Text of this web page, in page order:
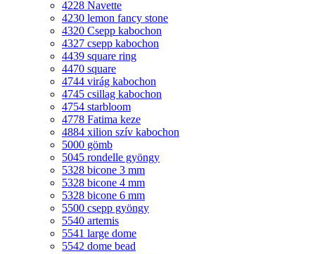
4228 Navette
4230 lemon fancy stone
4320 Csepp kabochon
4327 csepp kabochon
4439 square ring
4470 square
4744 virág kabochon
4745 csillag kabochon
4754 starbloom
4778 Fatima keze
4884 xilion szív kabochon
5000 gömb
5045 rondelle gyöngy
5328 bicone 3 mm
5328 bicone 4 mm
5328 bicone 6 mm
5500 csepp gyöngy
5540 artemis
5541 large dome
5542 dome bead